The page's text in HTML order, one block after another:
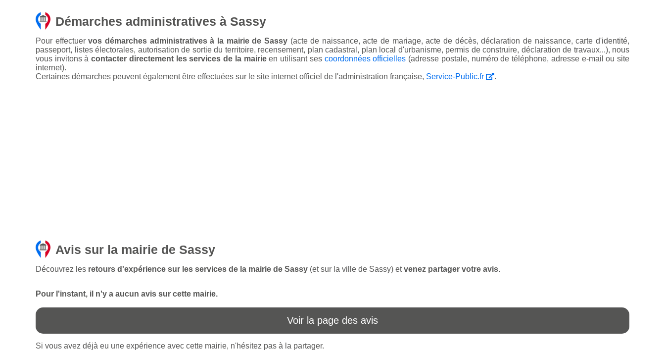
Démarches administratives à Sassy
Pour effectuervos démarches administratives à la mairie de Sassy(acte de naissance, acte de mariage, acte de décès, déclaration de naissance, carte d'identité,
passeport, listes électorales, autorisation de sortie du territoire, recensement, plan cadastral, plan local d'urbanisme, permis de construire, déclaration de travaux...), nous
vous invitons àcontacter directement les services de la mairieen utilisant ses coordonnées officielles (adresse postale, numéro de téléphone, adresse e-mail ou site
internet).
Certaines démarches peuvent également être effectuées sur le site internet officiel de l'administration française, Service-Public.fr .
Avis sur la mairie de Sassy
Découvrez les retours d'expérience sur les services de la mairie de Sassy (et sur la ville de Sassy) etvenez partager votre avis.
Pour l'instant, il n'y a aucun avis sur cette mairie.
Voir la page des avis
Si vous avez déjà eu une expérience avec cette mairie, n'hésitez pas à la partager.